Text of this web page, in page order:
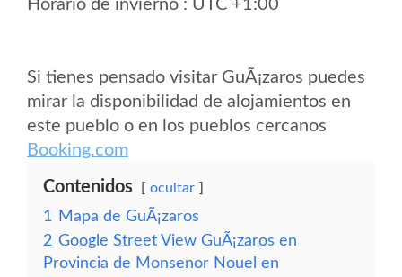
Horario de invierno : UTC +1:00
Si tienes pensado visitar GuÃ¡zaros puedes
mirar la disponibilidad de alojamientos en
este pueblo o en los pueblos cercanos
Booking.com
Contenidos ocultar
1
Mapa de GuÃ¡zaros
2 Google Street View GuÃ¡zaros en
Provincia de Monsenor Nouel en